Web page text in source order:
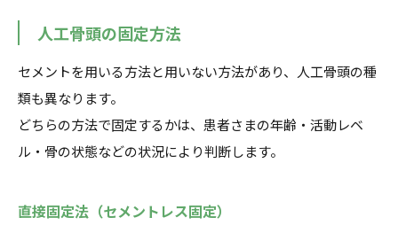
人工骨頭の固定方法
セメントを用いる方法と用いない方法があり、人工骨頭の種
類も異なります。
どちらの方法で固定するかは、患者さまの年齢・活動レベ
ル・骨の状態などの状況により判断します。
直接固定法（セメントレス固定）